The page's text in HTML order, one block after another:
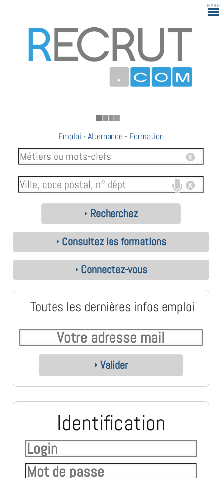
183
Emploi -Alternance - Formation
Recherchez
Consultez les formations
Connectez-vous
Toutes les dernières infos emploi
Valider
Identification